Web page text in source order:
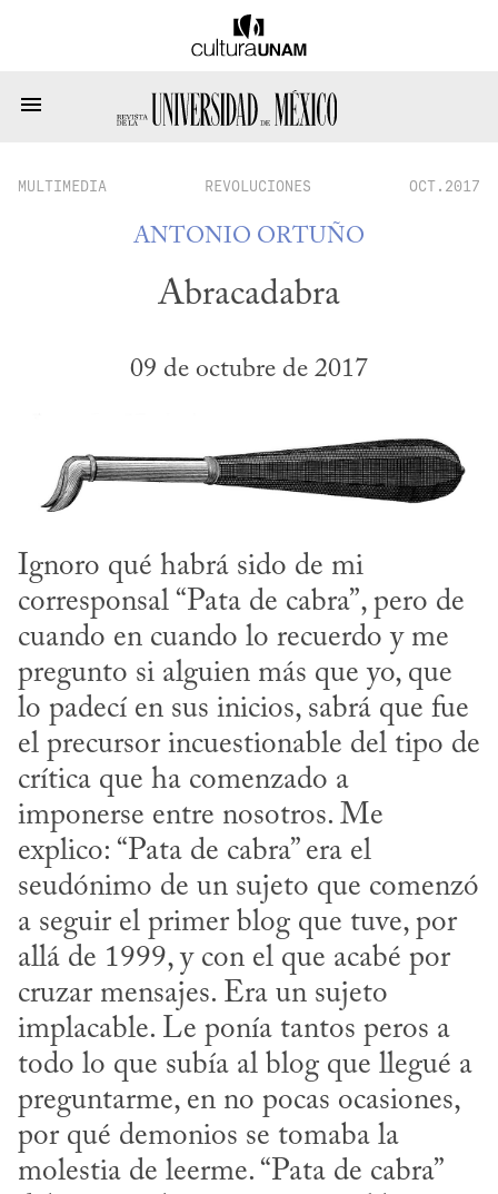
MULTIMEDIA REVOLUCIONES OCT.2017
ANTONIO ORTUÑO
Abracadabra
09 de octubre de 2017
Ignoro qué habrá sido de mi
corresponsal “Pata de cabra”, pero de
cuando en cuando lo recuerdo y me
pregunto si alguien más que yo, que
lo padecí en sus inicios, sabrá que fue
el precursor incuestionable del tipo de
crítica que ha comenzado a
imponerse entre nosotros. Me
explico: “Pata de cabra” era el
seudónimo de un sujeto que comenzó
a seguir el primer blog que tuve, por
allá de 1999, y con el que acabé por
cruzar mensajes. Era un sujeto
implacable. Le ponía tantos peros a
todo lo que subía al blog que llegué a
preguntarme, en no pocas ocasiones,
por qué demonios se tomaba la
molestia de leerme. “Pata de cabra”